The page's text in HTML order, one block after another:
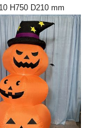
H750 D210 mm